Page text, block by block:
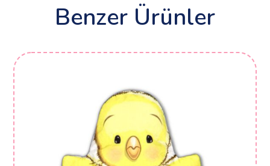
Benzer Ürünler